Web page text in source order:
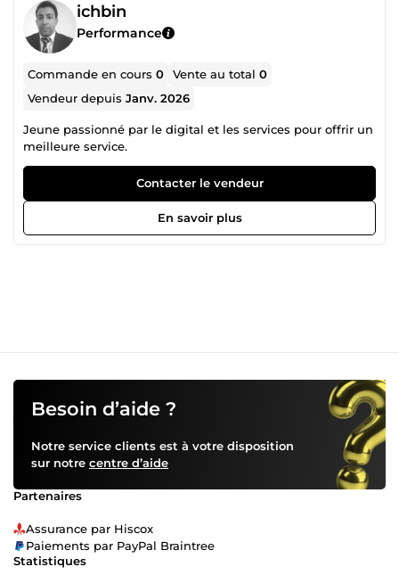
ichbin
Performance
Commande en cours0 Vente au total0
Vendeur depuisJanv. 2026
Jeune passionné par le digital et les services pour offrir un
meilleure service.
Contacter le vendeur
En savoir plus
Besoin d’aide ?
Notre service clients est à votre disposition
sur notre centre d’aide
Partenaires
Assurance par Hiscox
Paiements par PayPal Braintree
Statistiques